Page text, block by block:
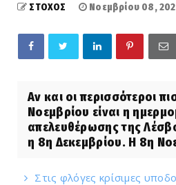
ΣΤΟΧΟΣ Νοεμβρίου 08,
Αν και οι περισσότεροι
Νοεμβρίου είναι η
απελευθέρωσης της
η 8η Δεκεμβρίου. Η 8η
Στις φλόγες κρίσιμες